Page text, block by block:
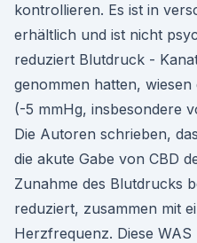
kontrollieren. Es ist in
erhältlich und ist nicht
reduziert Blutdruck -
genommen hatten,
(-5 mmHg, insbesondere
Die Autoren schrieben,
die akute Gabe von CBD
Zunahme des Blutdrucks
reduziert, zusammen mit
Herzfrequenz. Diese WAS